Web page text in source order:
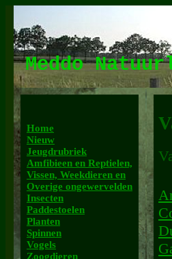
Meddo
Home
Nieuw
Jeugdrubriek
Amfibieen en Reptielen,
Vissen, Weekdieren en
Overige ongewervelden
Insecten
Paddestoelen
Planten
Spinnen
Vogels
Zoogdieren